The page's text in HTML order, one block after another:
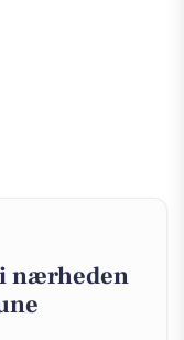
nærheden